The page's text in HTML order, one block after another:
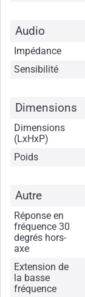
Audio
Impédance
Sensibilité
Dimensions
Dimensions
(LxHxP)
Poids
Autre
Réponse en
fréquence 30
degrés hors-
axe
Extension de
la basse
fréquence